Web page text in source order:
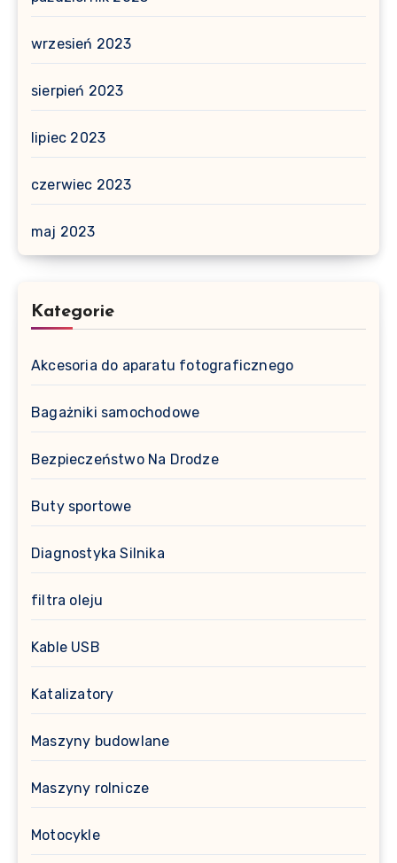
wrzesień 2023
sierpień 2023
lipiec 2023
czerwiec 2023
maj 2023
Kategorie
Akcesoria do aparatu fotograficznego
Bagażniki samochodowe
Bezpieczeństwo Na Drodze
Buty sportowe
Diagnostyka Silnika
filtra oleju
Kable USB
Katalizatory
Maszyny budowlane
Maszyny rolnicze
Motocykle